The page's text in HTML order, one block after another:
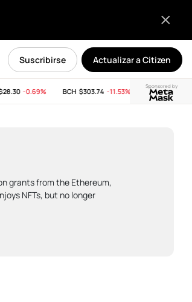
Actualizar a Citizen
Suscribirse
Sponsored by
-0.69% BCH$303.74 -11.53% LINK$8.25 1.29%
grants from the Ethereum,
NFTs, but no longer